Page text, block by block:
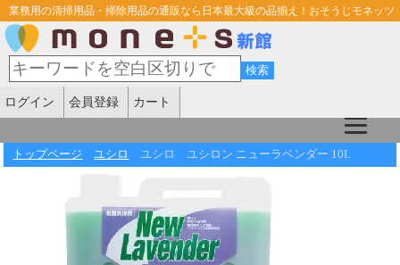
業務用の清掃用品・掃除用品の通販なら日本最大級の品揃え！おそうじモネッツ
ログイン 会員登録 カート
トップページ ユシロ ユシロ ユシロン ニューラベンダー 10L